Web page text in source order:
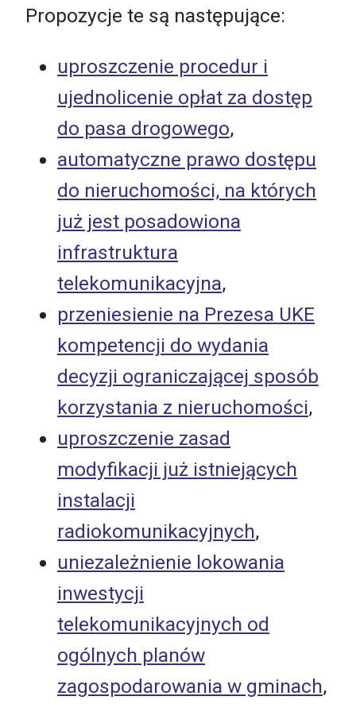
Propozycje te są następujące:
uproszczenie procedur i
ujednolicenie opłat za dostęp
do pasa drogowego,
automatyczne prawo dostępu
do nieruchomości, na których
już jest posadowiona
infrastruktura
telekomunikacyjna,
przeniesienie na Prezesa UKE
kompetencji do wydania
decyzji ograniczającej sposób
korzystania z nieruchomości,
uproszczenie zasad
modyfikacji już istniejących
instalacji
radiokomunikacyjnych,
uniezależnienie lokowania
inwestycji
telekomunikacyjnych od
ogólnych planów
zagospodarowania w gminach,